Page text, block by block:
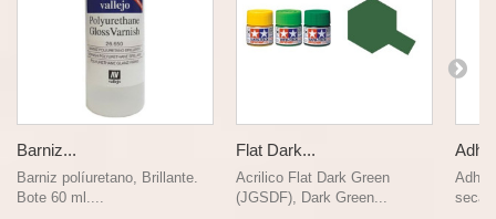
Barniz...
Barniz políuretano, Brillante.
Bote 60 ml....
Flat Dark...
Acrilico Flat Dark Green
(JGSDF), Dark Green...